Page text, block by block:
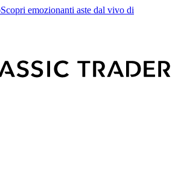
Scopri emozionanti aste dal vivo di